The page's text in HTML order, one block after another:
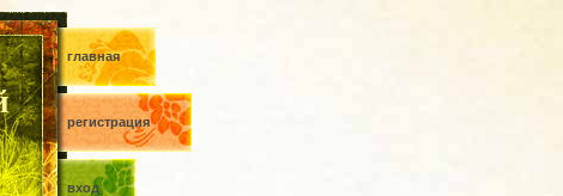
главная
регистрация
вход